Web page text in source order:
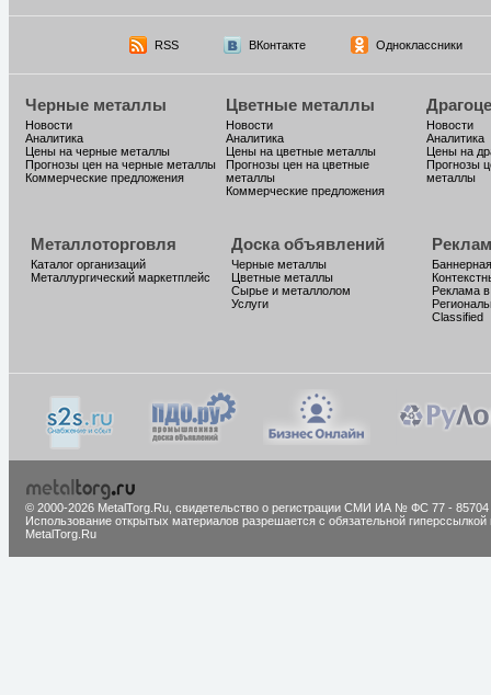
RSS ВКонтакте Одноклассники
Черные металлы
Новости
Аналитика
Цены на черные металлы
Прогнозы цен на черные металлы
Коммерческие предложения
Цветные металлы
Новости
Аналитика
Цены на цветные металлы
Прогнозы цен на цветные
металлы
Коммерческие предложения
Новости
Аналитика
Цены на
Прогнозы
металлы
Металлоторговля
Каталог организаций
Металлургический маркетплейс
Доска объявлений
Черные металлы
Цветные металлы
Сырье и металлолом
Услуги
Реклама
Classified
© 2000-2026 MetalTorg.Ru, cвидетельство о регистрации СМИ ИА № ФС 77 - 85704
Использование открытых материалов разрешается с обязательной гиперссылкой
MetalTorg.Ru